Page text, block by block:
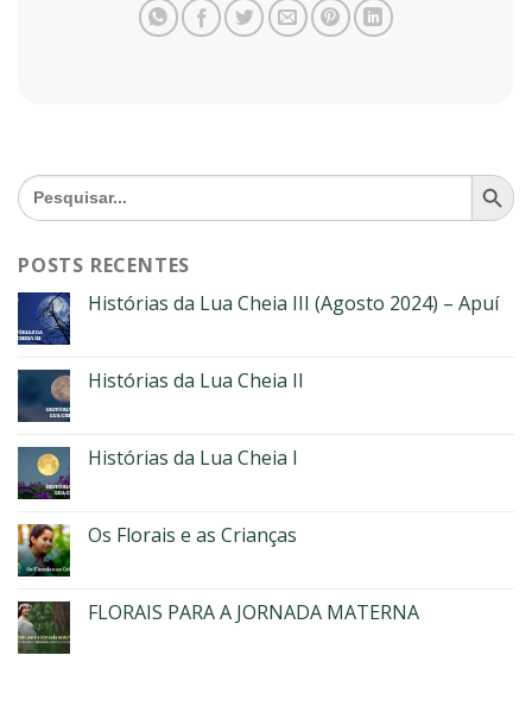
Search
for:
SEARCH
POSTS RECENTES
Histórias da Lua Cheia III (Agosto 2024) – Apuí
Histórias da Lua Cheia II
Histórias da Lua Cheia I
Os Florais e as Crianças
FLORAIS PARA A JORNADA MATERNA